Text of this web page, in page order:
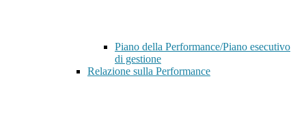
Piano della Performance/Piano esecutivo
di gestione
Relazione sulla Performance